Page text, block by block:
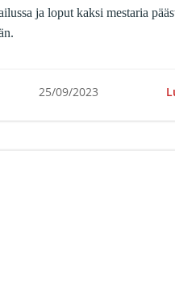
ja loput kaksi mestaria
25/09/2023